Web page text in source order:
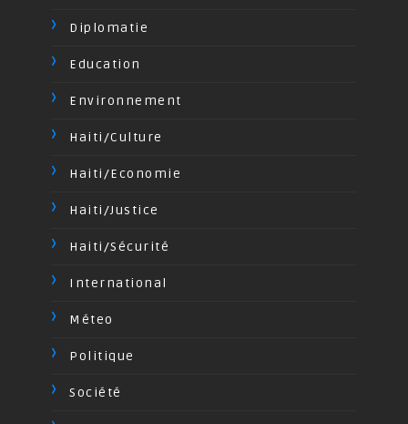
Diplomatie
Education
Environnement
Haiti/Culture
Haiti/Economie
Haiti/Justice
Haiti/Sécurité
International
Méteo
Politique
Société